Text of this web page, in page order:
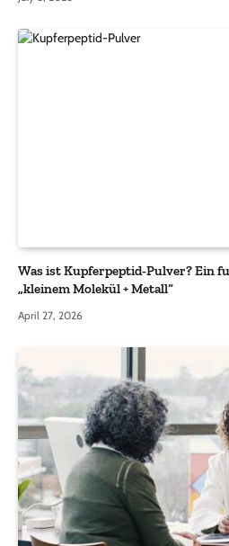
Was ist Kupferpeptid-Pulver? Ein
„kleinem Molekül + Metall“
April 27, 2026